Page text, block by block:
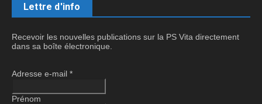
Lettre d'info
Recevoir les nouvelles publications sur la PS Vita directement
dans sa boîte électronique.
Adresse e-mail *
Prénom